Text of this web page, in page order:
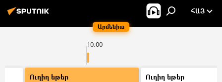
Արմենիա
ՀԱՅ
10:00
Ուղիղ եթեր
Ուղիղ եթեր